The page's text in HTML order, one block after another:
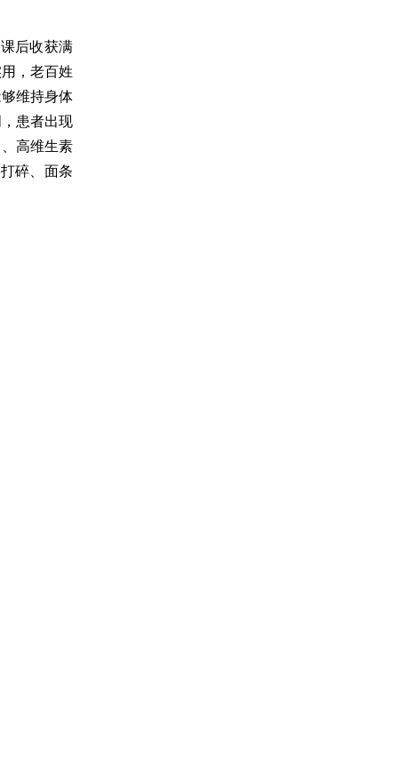
后收获满
，老百姓
维持身体
患者出现
高维生素
碎、面条